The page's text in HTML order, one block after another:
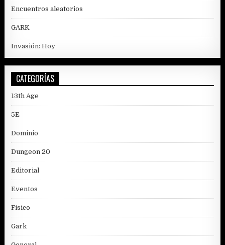
Encuentros aleatorios
GARK
Invasión: Hoy
CATEGORÍAS
13th Age
5E
Dominio
Dungeon 20
Editorial
Eventos
Físico
Gark